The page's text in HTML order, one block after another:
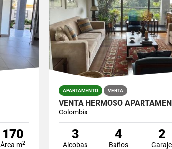
170
Área m2
APARTAMENTO VENTA
Colombia
3
Alcobas
4
Baños
2
Garaje